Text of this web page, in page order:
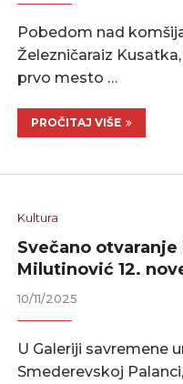
Pobedom nad
Železničaraiz
prvo mesto …
PROČITAJ VIŠE
Kultura
Svečano
Milutinović 12.
10/11/2025
U Galeriji savremene
Smederevskoj